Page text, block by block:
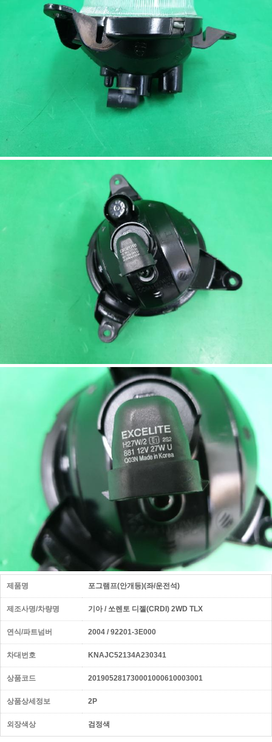
제품명 포그램프(안개등)(좌/운전석)
제조사명/차량명 기아 / 쏘렌토 디젤(CRDI) 2WD TLX
연식/파트넘버 2004 / 92201-3E000
차대번호 KNAJC52134A230341
상품코드 201905281730001000610003001
상품상세정보 2P
외장색상 검정색